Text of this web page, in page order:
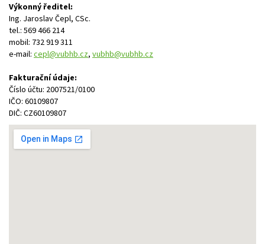
Výkonný ředitel:
Ing. Jaroslav Čepl, CSc.
tel.: 569 466 214
mobil: 732 919 311
e-mail: cepl@vubhb.cz, vubhb@vubhb.cz
Fakturační údaje:
Číslo účtu: 2007521/0100
IČO: 60109807
DIČ: CZ60109807